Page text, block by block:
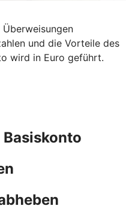
und die Vorteile des
wird in Euro geführt.
Basiskonto